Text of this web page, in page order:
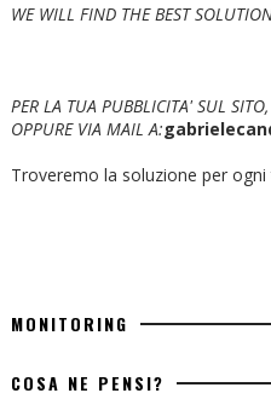
WE WILL FIND THE BEST
PER LA TUA PUBBLICITA' SUL
OPPURE VIA MAIL A:
Troveremo la soluzione per ogni
MONITORING
COSA NE PENSI?